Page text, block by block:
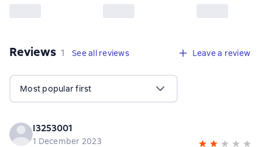
Reviews 1 review
1 See all reviews Leave a review
Most popular first
I3253001
1 December 2023